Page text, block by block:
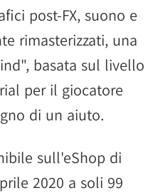
post-FX, suono e
rimasterizzati, una
basata sul livello
per il giocatore
di un aiuto.
sull'eShop di
2020 a soli 99